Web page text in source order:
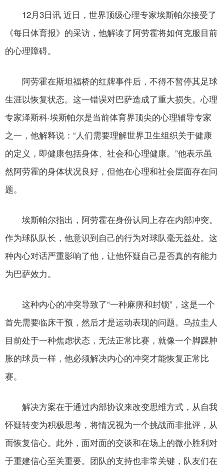
12月3日讯 近日，世界顶级心理专家埃斯帕尔接受了
《每日体育报》的采访，他解读了阿劳霍将如何克服目前
的心理障碍。
阿劳霍在斯坦福桥的红牌事件后，不得不暂停其足球
生涯以恢复状态。这一错误对巴萨造成了重大损失。心理
专家泽斯科·埃斯帕尔是当前体育界顶尖的心理辅导专家
之一，他解释说：“人们需要理解世界卫生组织关于健康
的定义，即健康包括身体、社会和心理健康。”他表示虽
然阿劳霍的身体状况良好，但他在心理和社会层面存在问
题。
埃斯帕尔指出，阿劳霍在身份认同上存在内部冲突。
作为球队队长，他意识到自己的行为对球队毫无益处。这
种内心对话严重影响了他，让他怀疑自己是否真的有能力
为巴萨效力。
这种内心的冲突导致了“一种麻痹和封锁”，这是一个
首先需要临床干预，然后才是运动表现的问题。乌拉圭人
目前处于一种焦虑状态，无法正常比赛，就像一个脚踝肿
胀的球员一样，他必须解决内心的冲突才能恢复正常比
赛。
解决方案在于通过内部协议来改变思维方式，从自我
怀疑转变为积极思考，将情况视为一个挑战而非批评，从
而恢复信心。此外，面对面的交谈和在场上的微小胜利对
于重建信心至关重要。团队的支持也非常关键，队友们在